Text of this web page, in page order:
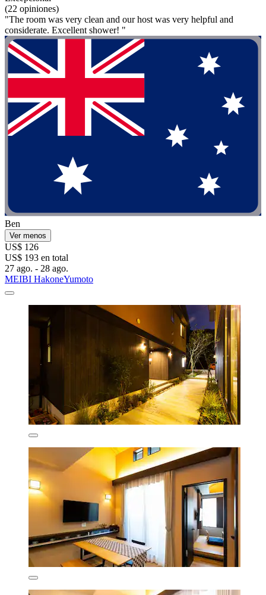
(22 opiniones)
"The room was very clean and our host was very helpful and
considerate. Excellent shower! "
Ben
Ver menos
US$ 126
US$ 193 en total
27 ago. - 28 ago.
MEIBI HakoneYumoto